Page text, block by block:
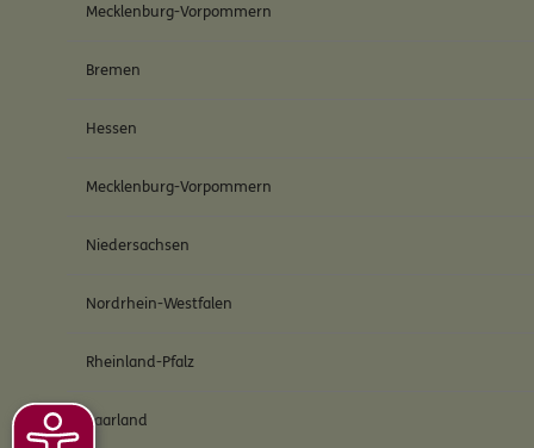
Mecklenburg-Vorpommern
Bremen
Hessen
Mecklenburg-Vorpommern
Niedersachsen
Nordrhein-Westfalen
Rheinland-Pfalz
Saarland